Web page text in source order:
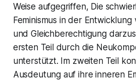
Weise aufgegriffen, Die
Feminismus in der Entwicklung
und Gleichberechtigung
ersten Teil durch die
unterstützt. Im zweiten Teil
Ausdeutung auf ihre inneren